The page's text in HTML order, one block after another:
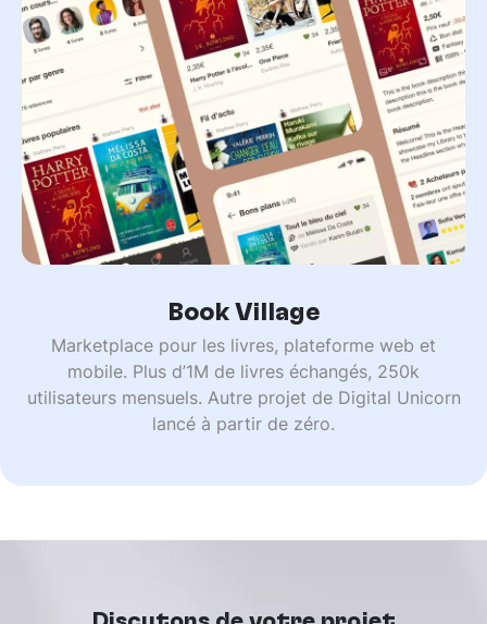
Book Village
Marketplace pour les livres, plateforme web et
mobile. Plus d’1M de livres échangés, 250k
utilisateurs mensuels. Autre projet de Digital Unicorn
lancé à partir de zéro.